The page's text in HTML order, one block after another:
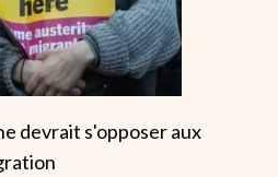
devrait s'opposer aux